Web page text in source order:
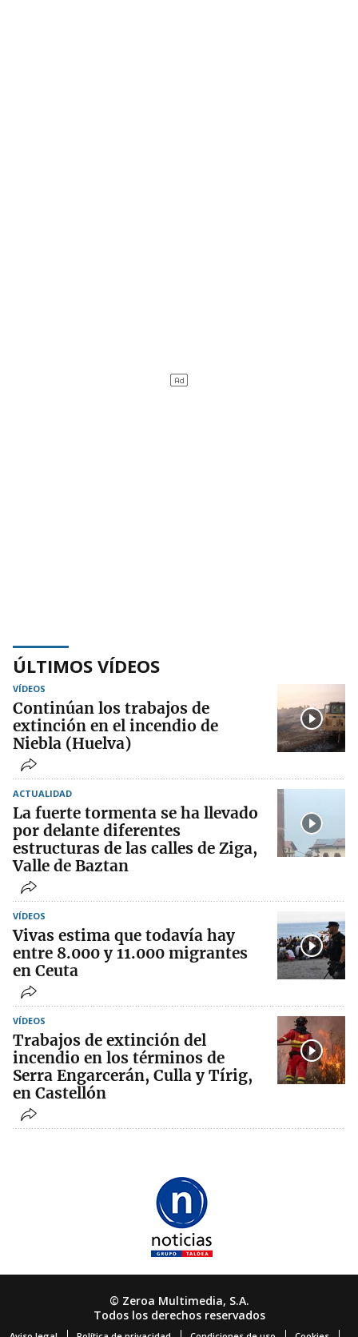
ÚLTIMOS VÍDEOS
VÍDEOS
Continúan los trabajos de
extinción en el incendio de
Niebla (Huelva)
ACTUALIDAD
La fuerte tormenta se ha llevado
por delante diferentes
estructuras de las calles de Ziga,
Valle de Baztan
VÍDEOS
Vivas estima que todavía hay
entre 8.000 y 11.000 migrantes
en Ceuta
VÍDEOS
Trabajos de extinción del
incendio en los términos de
Serra Engarcerán, Culla y Tírig,
en Castellón
© Zeroa Multimedia, S.A.
Todos los derechos reservados